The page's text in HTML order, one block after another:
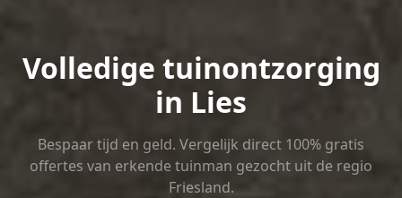
Volledige tuinontzorging
in Lies
Bespaar tijd en geld. Vergelijk direct 100% gratis
offertes van erkende tuinman gezocht uit de regio
Friesland.